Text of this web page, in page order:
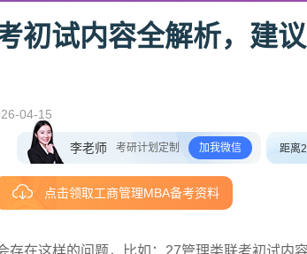
初试内容全解析，建
04-15
李老师 考研计划定制 加我微信 距离
点击领取工商管理MBA备考资料